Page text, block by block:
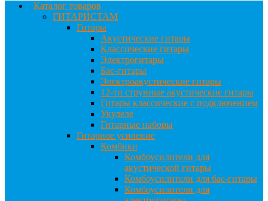
Каталог товаров
ГИТАРИСТАМ
Гитары
Акустические гитары
Классические гитары
Электрогитары
Бас-гитары
Электроакустические гитары
12-ти струнные акустические гитары
Гитары классические с подключением
Укулеле
Гитарные наборы
Гитарное усиление
Комбики
Комбоусилители для
акустической гитары
Комбоусилители для бас-гитары
Комбоусилители для